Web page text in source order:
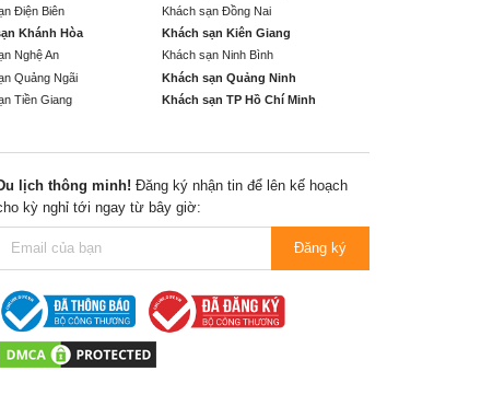
Điện Biên
Khách sạn Đồng Nai
Khánh Hòa
Khách sạn Kiên Giang
Nghệ An
Khách sạn Ninh Bình
Quảng Ngãi
Khách sạn Quảng Ninh
Tiền Giang
Khách sạn TP Hồ Chí Minh
lịch thông minh! Đăng ký nhận tin để lên kế hoạch
kỳ nghỉ tới ngay từ bây giờ:
Đăng ký